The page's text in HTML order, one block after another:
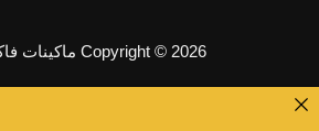
Copyright © 2026 ماكينات فاكيوم. All rights reserved.